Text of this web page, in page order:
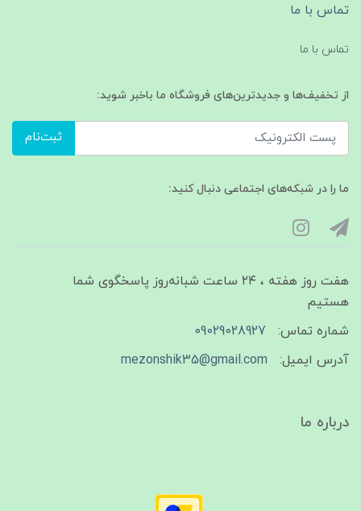
تماس با ما
تماس با ما
از تخفیف‌ها و جدیدترین‌های فروشگاه ما باخبر شوید:
ثبت‌نام
ما را در شبکه‌های اجتماعی دنبال کنید:
هفت روز هفته ، ۲۴ ساعت شبانه‌روز پاسخگوی شما
هستیم
شماره تماس:
09029028927
آدرس ایمیل:
mezonshik35@gmail.com
درباره ما